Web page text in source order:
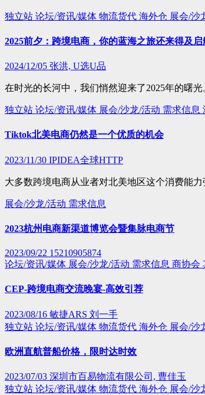
独立站 论坛/资讯/媒体 物流货代 海外仓 展会/沙
2025前夕：跨境电商，你的蓝海之旅还来得及启
2024/12/05 张洪, U选U品
在时光的长河中，我们悄然迎来了2025年的曙
独立站 论坛/资讯/媒体 展会/沙龙/活动 需求信息
Tiktok北美电商仍然是一个优质的机会
2023/11/30 IPIDEA全球HTTP
大多数跨境电商从业者对北美地区这个消费能
展会/沙龙/活动 需求信息
2023杭州电商新渠道博览会暨集脉电商节
2023/09/22 15210905874
论坛/资讯/媒体 展会/沙龙/活动 需求信息 商协会
CEP-跨境电商交流晚宴-高效引荐
2023/08/16 敏捷ARS 刘一手
独立站 论坛/资讯/媒体 物流货代 海外仓 展会/沙
欧洲直航普船价格，限时达时效
2023/07/03 深圳市百易物流有限公司, 曹佳玉
独立站 论坛/资讯/媒体 物流货代 海外仓 展会/沙